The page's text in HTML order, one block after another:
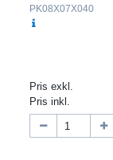
PK08X07X040
Pris exkl.
Pris inkl.